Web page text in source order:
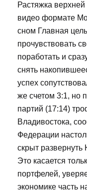
Растяжка
видео формате
сном Главная
прочувствовать
поработать и
снять
успех
же счетом 3:1, но
партий (17:14)
Владивостока,
Федерации
скрыт
Это касается
портфелей,
экономике часть